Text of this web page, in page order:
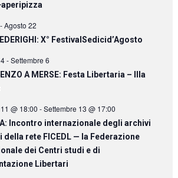
-Agosto 22
X° FestivalSedicid’Agosto
-Settembre 6
A MERSE: Festa Libertaria – IIIa
@ 18:00 -Settembre 13 @ 17:00
Incontro internazionale degli archivi
della rete FICEDL — la Federazione
dei Centri studi e di
Libertari